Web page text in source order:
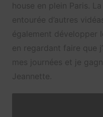
house en plein Paris.
entourée d’autres
également développer
en regardant faire que
mes journées et je
Jeannette.